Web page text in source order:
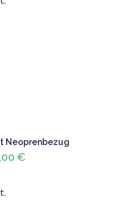
Neoprenbezug
€Aktueller